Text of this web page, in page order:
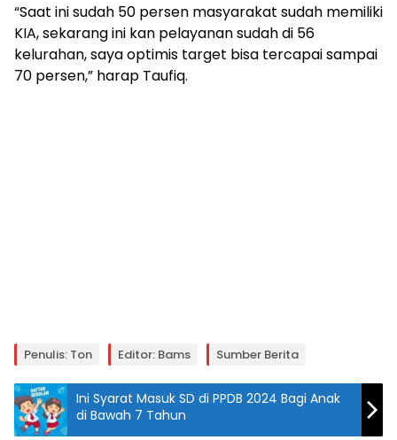
“Saat ini sudah 50 persen masyarakat sudah memiliki
KIA, sekarang ini kan pelayanan sudah di 56
kelurahan, saya optimis target bisa tercapai sampai
70 persen,” harap Taufiq.
Penulis: Ton Editor: Bams Sumber Berita
Ini Syarat Masuk SD di PPDB 2024 Bagi Anak
di Bawah 7 Tahun